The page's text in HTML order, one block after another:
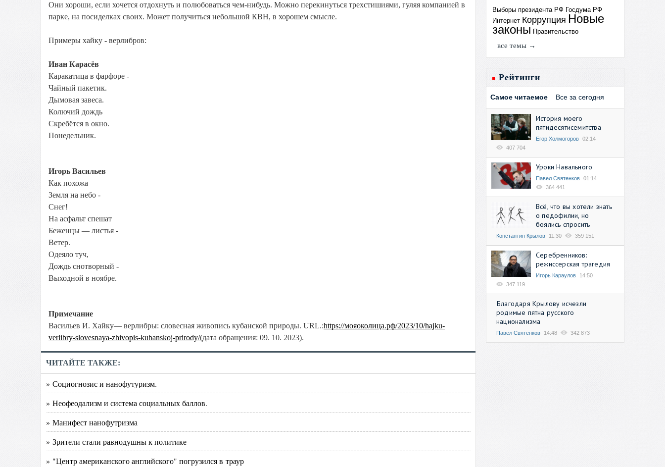
Они хороши, если хочется отдохнуть и полюбоваться чем-нибудь. Можно перекинуться трехстишиями, гуляя компанией в
парке, на посиделках своих. Может получиться небольшой КВН, в хорошем смысле.
Примеры хайку - верлибров:
Иван Карасёв
Каракатица в фарфоре -
Чайный пакетик.
Дымовая завеса.
Колючий дождь
Скребётся в окно.
Понедельник.
Игорь Васильев
Как похожа
Земля на небо -
Снег!
На асфальт спешат
Беженцы — листья -
Ветер.
Одеяло туч,
Дождь снотворный -
Выходной в ноябре.
Примечание
Васильев И. Хайку— верлибры: словесная живопись кубанской природы. URL.:https://мояоколица.рф/2023/10/hajku-
verlibry-slovesnaya-zhivopis-kubanskoj-prirody/(дата обращения: 09. 10. 2023).
ЧИТАЙТЕ ТАКЖЕ:
» Социогнозис и нанофутуризм.
» Неофеодализм и система социальных баллов.
» Манифест нанофутризма
» Зрители стали равнодушны к политике
» "Центр американского английского" погрузился в траур
Выборы президента РФ Госдума РФ
Интернет Коррупция Новые
законы Правительство
все темы →
Рейтинги
Самое читаемое Все за сегодня
История моего
пятидесятисемитства
Егор Холмогоров 02:14
407 704
Уроки Навального
Павел Святенков 01:14
364 441
Всё, что вы хотели знать
о педофилии, но
боялись спросить
Константин Крылов 11:30 359 151
Серебренников:
режиссерская трагедия
Игорь Караулов
14:50
347 119
Благодаря Крылову исчезли
родимые пятна русского
национализма
Павел Святенков 14:48 342 873